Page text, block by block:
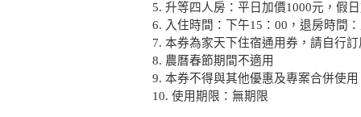
5. 升等四人房：平日加價1000元，假日
6. 入住時間：下午15：00，退房時間
7. 本券為家天下住宿通用券， 請自行訂
8. 農曆春節期間不適用
9. 本券不得與其他優惠及專案合併使用
10. 使用期限：無期限